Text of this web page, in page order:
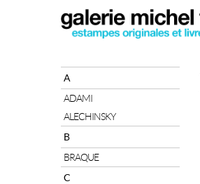
A
ADAMI
ALECHINSKY
B
BRAQUE
C